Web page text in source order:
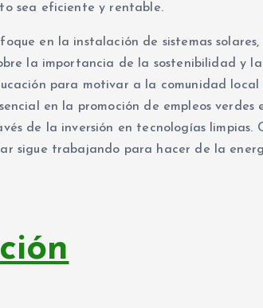
sea eficiente y rentable.
en la instalación de sistemas
la importancia de la sostenibilidad y
para motivar a la comunidad
en la promoción de empleos
de la inversión en tecnologías limpias.
sigue trabajando para hacer de la